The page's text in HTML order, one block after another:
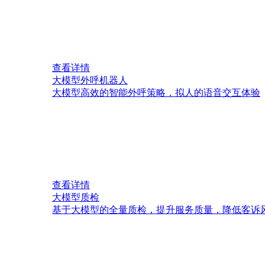
查看详情
大模型外呼机器人
大模型高效的智能外呼策略，拟人的语音交互体验
查看详情
大模型质检
基于大模型的全量质检，提升服务质量，降低客诉